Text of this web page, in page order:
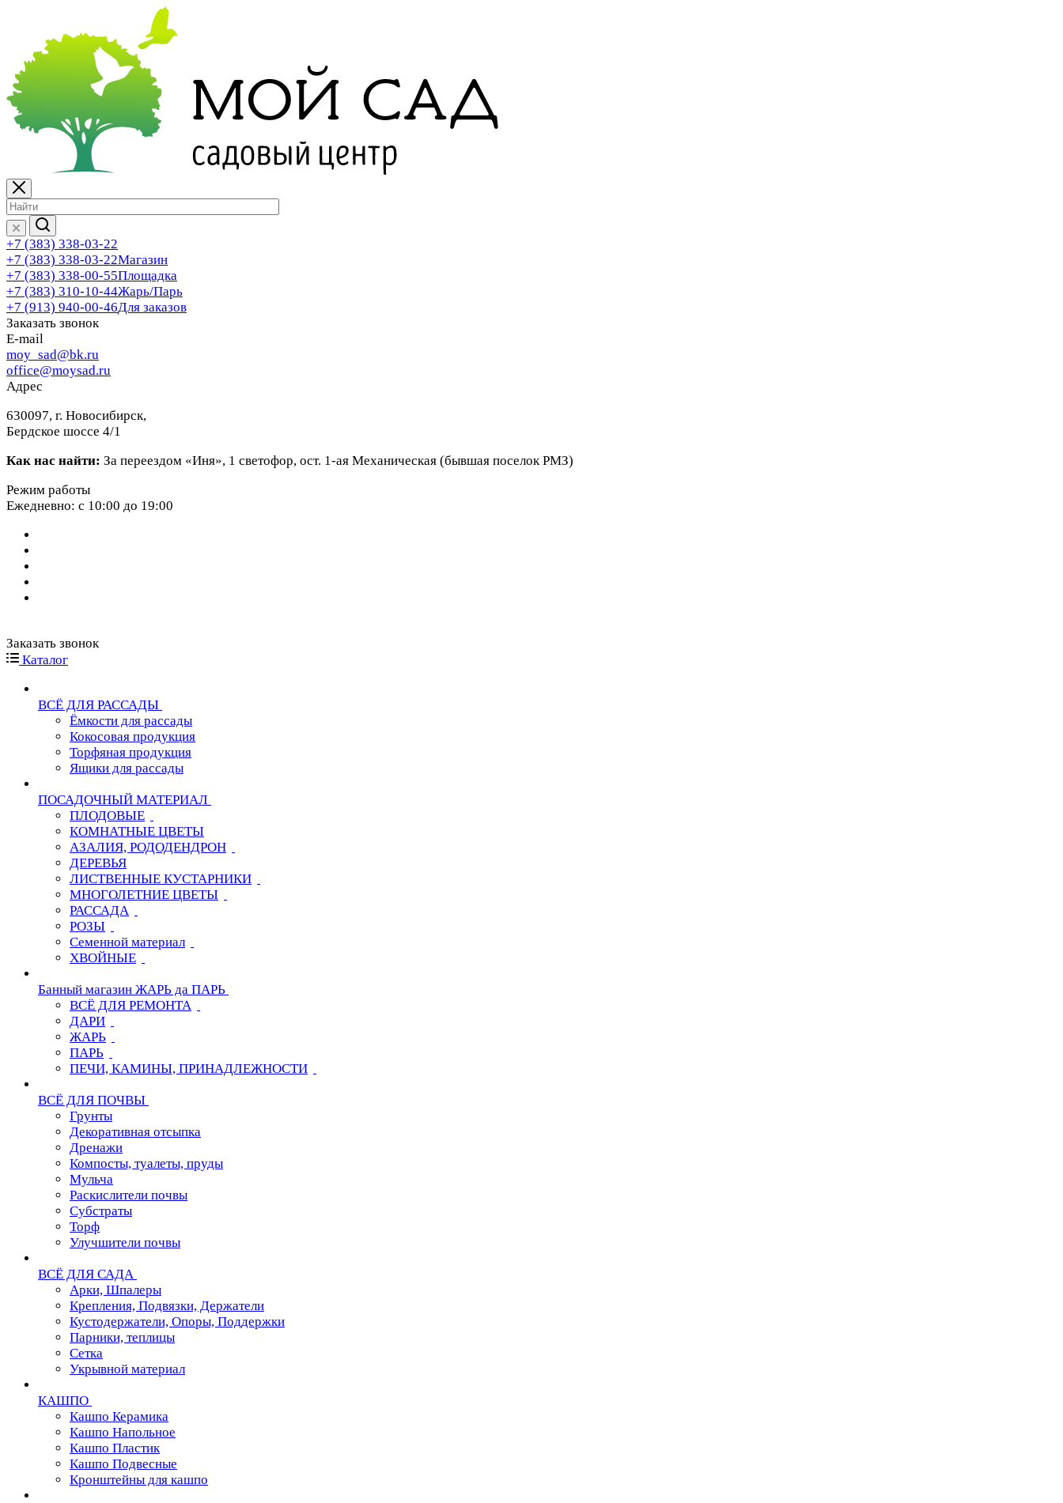
+7 (383) 338-03-22
+7 (383) 338-03-22Магазин
+7 (383) 338-00-55Площадка
+7 (383) 310-10-44Жарь/Парь
+7 (913) 940-00-46Для заказов
Заказать звонок
E-mail
moy_sad@bk.ru
office@moysad.ru
Адрес
630097, г. Новосибирск,
Бердское шоссе 4/1
Как нас найти: За переездом «Иня», 1 светофор, ост. 1-ая Механическая (бывшая поселок РМЗ)
Режим работы
Ежедневно: с 10:00 до 19:00
Заказать звонок
Каталог
ВСЁ ДЛЯ РАССАДЫ
Ёмкости для рассады
Кокосовая продукция
Торфяная продукция
Ящики для рассады
ПОСАДОЧНЫЙ МАТЕРИАЛ
ПЛОДОВЫЕ
КОМНАТНЫЕ ЦВЕТЫ
АЗАЛИЯ, РОДОДЕНДРОН
ДЕРЕВЬЯ
ЛИСТВЕННЫЕ КУСТАРНИКИ
МНОГОЛЕТНИЕ ЦВЕТЫ
РАССАДА
РОЗЫ
Семенной материал
ХВОЙНЫЕ
Банный магазин ЖАРЬ да ПАРЬ
ВСЁ ДЛЯ РЕМОНТА
ДАРИ
ЖАРЬ
ПАРЬ
ПЕЧИ, КАМИНЫ, ПРИНАДЛЕЖНОСТИ
ВСЁ ДЛЯ ПОЧВЫ
Грунты
Декоративная отсыпка
Дренажи
Компосты, туалеты, пруды
Мульча
Раскислители почвы
Субстраты
Торф
Улучшители почвы
ВСЁ ДЛЯ САДА
Арки, Шпалеры
Крепления, Подвязки, Держатели
Кустодержатели, Опоры, Поддержки
Парники, теплицы
Сетка
Укрывной материал
КАШПО
Кашпо Керамика
Кашпо Напольное
Кашпо Пластик
Кашпо Подвесные
Кронштейны для кашпо